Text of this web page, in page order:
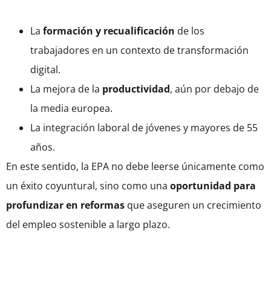
La formación y recualificación de los
trabajadores en un contexto de transformación
digital.
La mejora de la productividad, aún por debajo de
la media europea.
La integración laboral de jóvenes y mayores de 55
años.
En este sentido, la EPA no debe leerse únicamente como
un éxito coyuntural, sino como una oportunidad para
profundizar en reformas que aseguren un crecimiento
del empleo sostenible a largo plazo.